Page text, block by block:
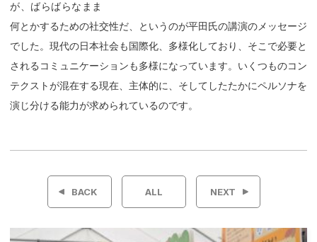
が、ばらばらなまま
何とかするための社交性だ、というのが平田氏の講演のメッセージ
でした。現代の日本社会も国際化、多様化しており、そこで必要と
されるコミュニケーションも多様になっています。いくつものコン
テクストが混在する現在、主体的に、そしてしたたかにペルソナを
演じ分ける能力が求められているのです。
投
BACK ALL NEXT